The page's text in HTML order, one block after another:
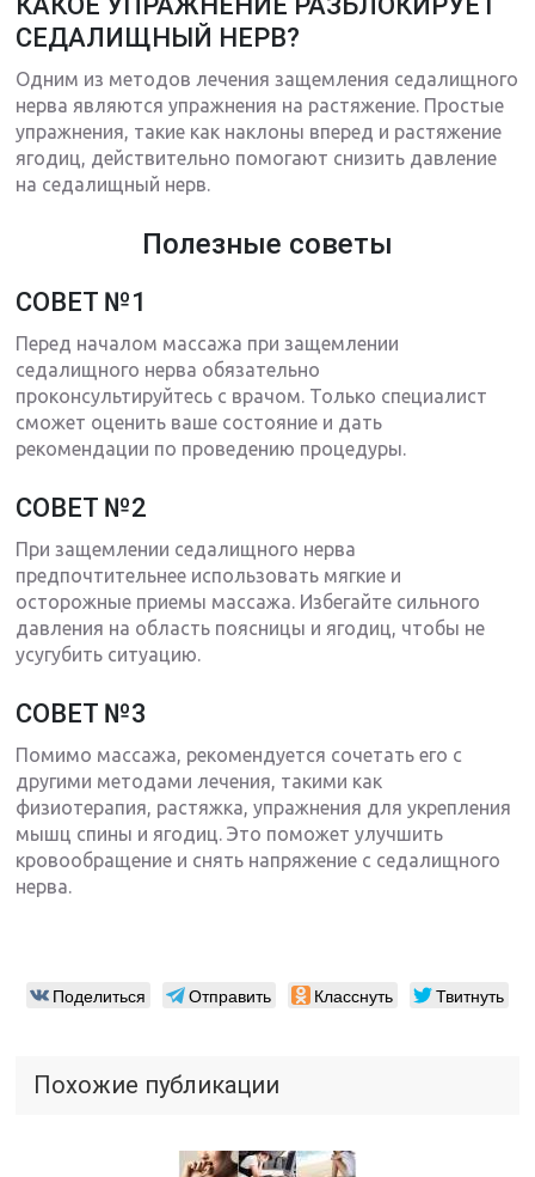
СЕДАЛИЩНЫЙ НЕРВ?
Одним из методов лечения защемления седалищного
нерва являются упражнения на растяжение. Простые
упражнения, такие как наклоны вперед и растяжение
ягодиц, действительно помогают снизить давление
на седалищный нерв.
Полезные советы
СОВЕТ №1
Перед началом массажа при защемлении
седалищного нерва обязательно
проконсультируйтесь с врачом. Только специалист
сможет оценить ваше состояние и дать
рекомендации по проведению процедуры.
СОВЕТ №2
При защемлении седалищного нерва
предпочтительнее использовать мягкие и
осторожные приемы массажа. Избегайте сильного
давления на область поясницы и ягодиц, чтобы не
усугубить ситуацию.
СОВЕТ №3
Помимо массажа, рекомендуется сочетать его с
другими методами лечения, такими как
физиотерапия, растяжка, упражнения для укрепления
мышц спины и ягодиц. Это поможет улучшить
кровообращение и снять напряжение с седалищного
нерва.
Поделиться Отправить Класснуть Твитнуть
Похожие публикации